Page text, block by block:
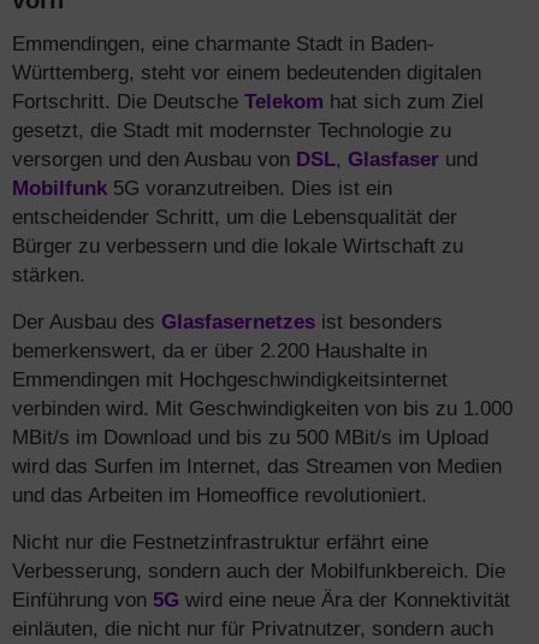
Emmendingen, eine charmante Stadt in Baden-
Württemberg, steht vor einem bedeutenden digitalen
Fortschritt. Die Deutsche Telekom hat sich zum Ziel
gesetzt, die Stadt mit modernster Technologie zu
versorgen und den Ausbau von DSL, Glasfaser und
Mobilfunk 5G voranzutreiben. Dies ist ein
entscheidender Schritt, um die Lebensqualität der
Bürger zu verbessern und die lokale Wirtschaft zu
stärken.
Der Ausbau des Glasfasernetzes ist besonders
bemerkenswert, da er über 2.200 Haushalte in
Emmendingen mit Hochgeschwindigkeitsinternet
verbinden wird. Mit Geschwindigkeiten von bis zu 1.000
MBit/s im Download und bis zu 500 MBit/s im Upload
wird das Surfen im Internet, das Streamen von Medien
und das Arbeiten im Homeoffice revolutioniert.
Nicht nur die Festnetzinfrastruktur erfährt eine
Verbesserung, sondern auch der Mobilfunkbereich. Die
Einführung von 5G wird eine neue Ära der Konnektivität
einläuten, die nicht nur für Privatnutzer, sondern auch